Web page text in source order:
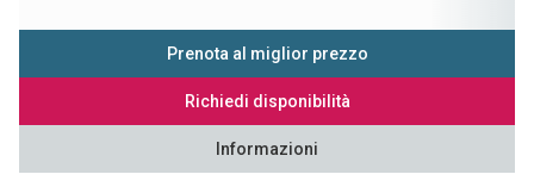
Prenota al miglior prezzo
Richiedi disponibilità
Informazioni